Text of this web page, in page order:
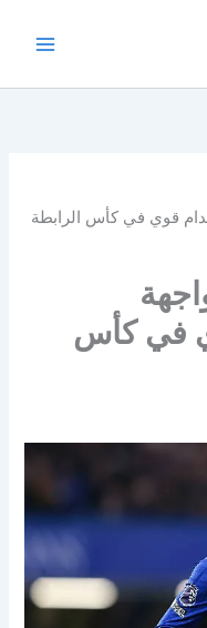
قوي في كأس الرابطة
في كأس